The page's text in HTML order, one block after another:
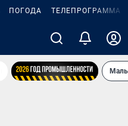
ПОГОДА ТЕЛЕПРОГРАММА